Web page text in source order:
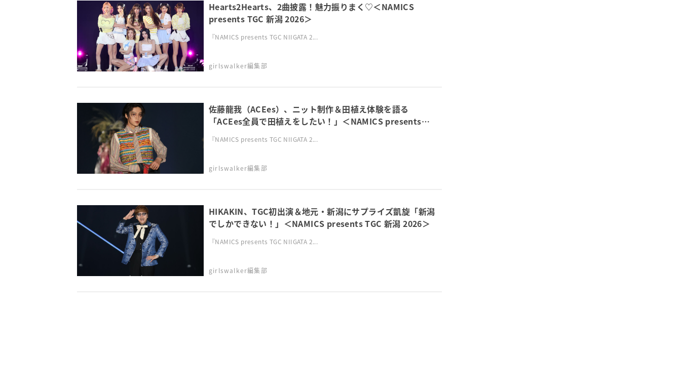
Hearts2Hearts、2曲披露！魅力振りまく♡＜NAMICS
presents TGC 新潟 2026＞
『NAMICS presents TGC NIIGATA 2...
girlswalker編集部
佐藤⿓我（ACEes）、ニット制作＆田植え体験を語る
「ACEes全員で田植えをしたい！」＜NAMICS presents
TGC 新潟 2026＞
『NAMICS presents TGC NIIGATA 2...
girlswalker編集部
HIKAKIN、TGC初出演＆地元・新潟にサプライズ凱旋「新潟
でしかできない！」＜NAMICS presents TGC 新潟 2026＞
『NAMICS presents TGC NIIGATA 2...
girlswalker編集部